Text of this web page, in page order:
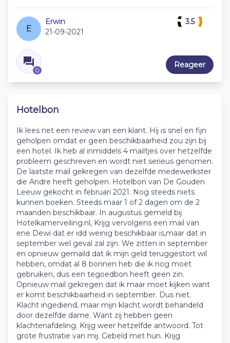
E
Erwin
21-09-2021
0
3.5
Reageer
Hotelbon
Ik lees net een review van een klant. Hij is snel en fijn
geholpen omdat er geen beschikbaarheid zou zijn bij
een hotel. Ik heb al inmiddels 4 mailtjes over hetzelfde
probleem geschreven en wordt niet serieus genomen.
De laatste mail gekregen van dezelfde medewerkster
die Andre heeft geholpen. Hotelbon van De Gouden
Leeuw gekocht in februari 2021. Nog steeds niets
kunnen boeken. Steeds maar 1 of 2 dagen om de 2
maanden beschikbaar. In augustus gemeld bij
Hotelkamerveiling.nl, Krijg vervolgens een mail van
ene Dewi dat er idd weinig beschikbaar is,maar dat in
september wel geval zal zijn. We zitten in september
en opnieuw gemaild dat ik mijn geld teruggestort wil
hebben, omdat al 8 bonnen heb die ik nog moet
gebruiken, dus een tegoedbon heeft geen zin.
Opnieuw mail gekregen dat ik maar moet kijken want
er komt beschikbaarheid in september. Dus niet.
Klacht ingediend, maar mijn klacht wordt behandeld
door dezelfde dame. Want zij hebben geen
klachtenafdeling. Krijg weer hetzelfde antwoord. Tot
grote frustratie van mij. Gebeld met hun. Krijg